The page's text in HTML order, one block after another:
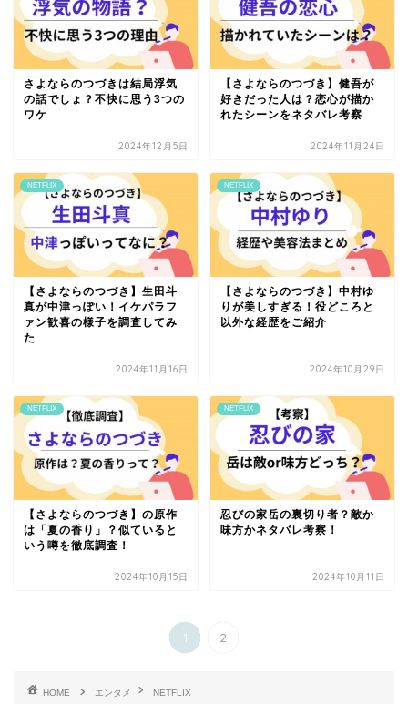
さよならのつづきは結局浮気
の話でしょ？不快に思う3つの
ワケ
2024年12月5日
【さよならのつづき】健吾が
好きだった人は？恋心が描か
れたシーンをネタバレ考察
2024年11月24日
NETFLIX
【さよならのつづき】生田斗
真が中津っぽい！イケパラフ
ァン歓喜の様子を調査してみ
た
2024年11月16日
NETFLIX
【さよならのつづき】中村ゆ
りが美しすぎる！役どころと
以外な経歴をご紹介
2024年10月29日
NETFLIX
【さよならのつづき】の原作
は「夏の香り」？似ていると
いう噂を徹底調査！
2024年10月15日
NETFLIX
忍びの家岳の裏切り者？敵か
味方かネタバレ考察！
2024年10月11日
1 2
HOME エンタメ NETFLIX